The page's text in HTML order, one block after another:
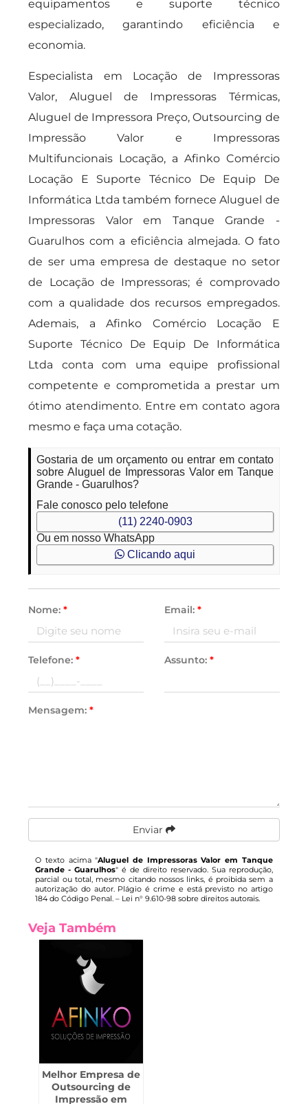
equipamentos e suporte técnico
especializado, garantindo eficiência e
economia.
Especialista em Locação de Impressoras
Valor, Aluguel de Impressoras Térmicas,
Aluguel de Impressora Preço, Outsourcing de
Impressão Valor e Impressoras
Multifuncionais Locação, a Afinko Comércio
Locação E Suporte Técnico De Equip De
Informática Ltda também fornece Aluguel de
Impressoras Valor em Tanque Grande -
Guarulhos com a eficiência almejada. O fato
de ser uma empresa de destaque no setor
de Locação de Impressoras; é comprovado
com a qualidade dos recursos empregados.
Ademais, a Afinko Comércio Locação E
Suporte Técnico De Equip De Informática
Ltda conta com uma equipe profissional
competente e comprometida a prestar um
ótimo atendimento. Entre em contato agora
mesmo e faça uma cotação.
Gostaria de um orçamento ou entrar em contato
sobre Aluguel de Impressoras Valor em Tanque
Grande - Guarulhos?
Fale conosco pelo telefone
(11) 2240-0903
Ou em nosso WhatsApp
Clicando aqui
Nome:* Email: *
Telefone:* Assunto: *
Mensagem:*
Enviar
O texto acima "Aluguel de Impressoras Valor em Tanque
Grande - Guarulhos" é de direito reservado. Sua reprodução,
parcial ou total, mesmo citando nossos links, é proibida sem a
autorização do autor. Plágio é crime e está previsto no artigo
184 do Código Penal. – Lei n° 9.610-98 sobre direitos autorais.
Veja Também
Melhor Empresa de
Outsourcing de
Impressão em